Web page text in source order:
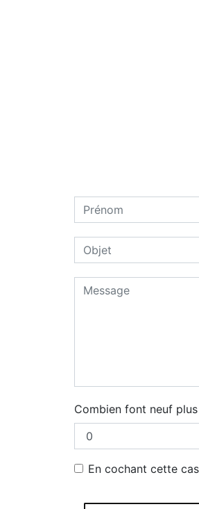
Combien font neuf
En cochant cette